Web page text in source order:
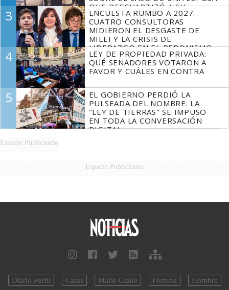
QUE DESCUARTIZÓ A SU
MARIDO
3
ENCUESTA RUMBO A 2027:
CUATRO CONSULTORAS
MIDIERON EL DESGASTE DE
MILEI Y LA CRISIS DE
LIDERAZGO EN EL PERONISMO
4
LEY DE PROPIEDAD PRIVADA:
QUÉ SENADORES VOTARON A
FAVOR Y CUÁLES EN CONTRA
5
EL GOBIERNO PERDIÓ LA
PULSEADA DEL NOMBRE: LA
"LEY DE TIERRAS" SE IMPUSO
EN TODA LA CONVERSACIÓN
DIGITAL
Espacio Publicitario
Espacio Publicitario
Diario Perfil Caras Marie Claire Fortuna Hombre